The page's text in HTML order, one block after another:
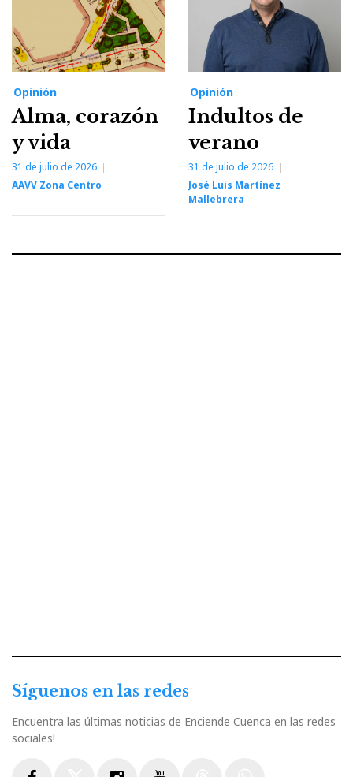
Opinión
Alma, corazón
y vida
31 de julio de 2026
AAVV Zona Centro
Opinión
Indultos de
verano
31 de julio de 2026
José Luis Martínez
Mallebrera
Síguenos en las redes
Encuentra las últimas noticias de Enciende Cuenca en las redes
sociales!